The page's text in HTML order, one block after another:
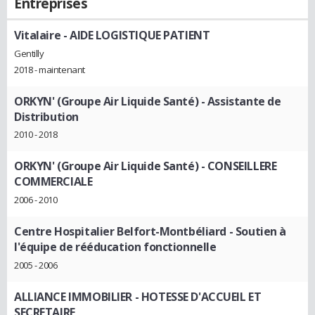
Vitalaire - AIDE LOGISTIQUE PATIENT
Gentilly
2018 - maintenant
ORKYN' (Groupe Air Liquide Santé)- Assistante de
Distribution
2010 - 2018
ORKYN' (Groupe Air Liquide Santé)- CONSEILLERE
COMMERCIALE
2006 - 2010
Centre Hospitalier Belfort-Montbéliard - Soutien à
l'équipe de rééducation fonctionnelle
2005 - 2006
ALLIANCE IMMOBILIER - HOTESSE D'ACCUEIL ET